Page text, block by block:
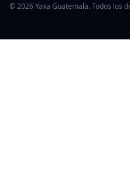
© 2026 Yaxa Guatemala. Todos los